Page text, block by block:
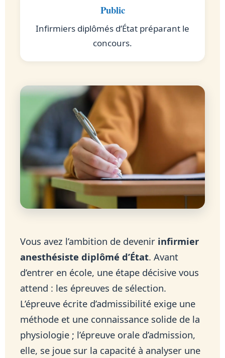
Public
Infirmiers diplômés d’État préparant le
concours.
Vous avez l’ambition de devenir infirmier
anesthésiste diplômé d’État. Avant
d’entrer en école, une étape décisive vous
attend : les épreuves de sélection.
L’épreuve écrite d’admissibilité exige une
méthode et une connaissance solide de la
physiologie ; l’épreuve orale d’admission,
elle, se joue sur la capacité à analyser une